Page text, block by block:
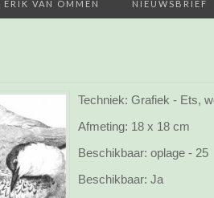
ERIK VAN OMMEN NIEUWSBRIEF
Techniek: Grafiek - Ets,
Afmeting: 18 x 18 cm
Beschikbaar: oplage - 25
Beschikbaar: Ja